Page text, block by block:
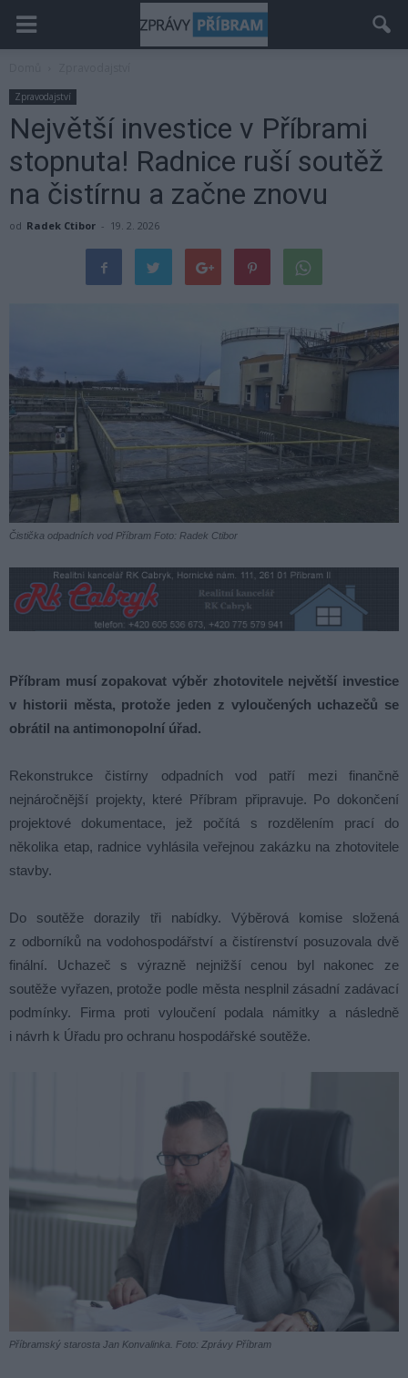
Zpravodajství
Největší investice v Příbrami
stopnuta! Radnice ruší soutěž
na čistírnu a začne znovu
od Radek Ctibor - 19. 2. 2026
Čistička odpadních vod Příbram Foto: Radek Ctibor
Příbram musí zopakovat výběr zhotovitele největší investice
v historii města, protože jeden z vyloučených uchazečů se
obrátil na antimonopolní úřad.
Rekonstrukce čistírny odpadních vod patří mezi finančně
nejnáročnější projekty, které Příbram připravuje. Po dokončení
projektové dokumentace, jež počítá s rozdělením prací do
několika etap, radnice vyhlásila veřejnou zakázku na zhotovitele
stavby.
Do soutěže dorazily tři nabídky. Výběrová komise složená
z odborníků na vodohospodářství a čistírenství posuzovala dvě
finální. Uchazeč s výrazně nejnižší cenou byl nakonec ze
soutěže vyřazen, protože podle města nesplnil zásadní zadávací
podmínky. Firma proti vyloučení podala námitky a následně
i návrh k Úřadu pro ochranu hospodářské soutěže.
Příbramský starosta Jan Konvalinka. Foto: Zprávy Příbram